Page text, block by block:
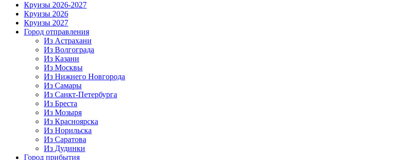
Круизы 2026-2027
Круизы 2026
Круизы 2027
Город отправления
Из Астрахани
Из Волгограда
Из Казани
Из Москвы
Из Нижнего Новгорода
Из Самары
Из Санкт-Петербурга
Из Бреста
Из Мозыря
Из Красноярска
Из Норильска
Из Саратова
Из Дудинки
Город прибытия